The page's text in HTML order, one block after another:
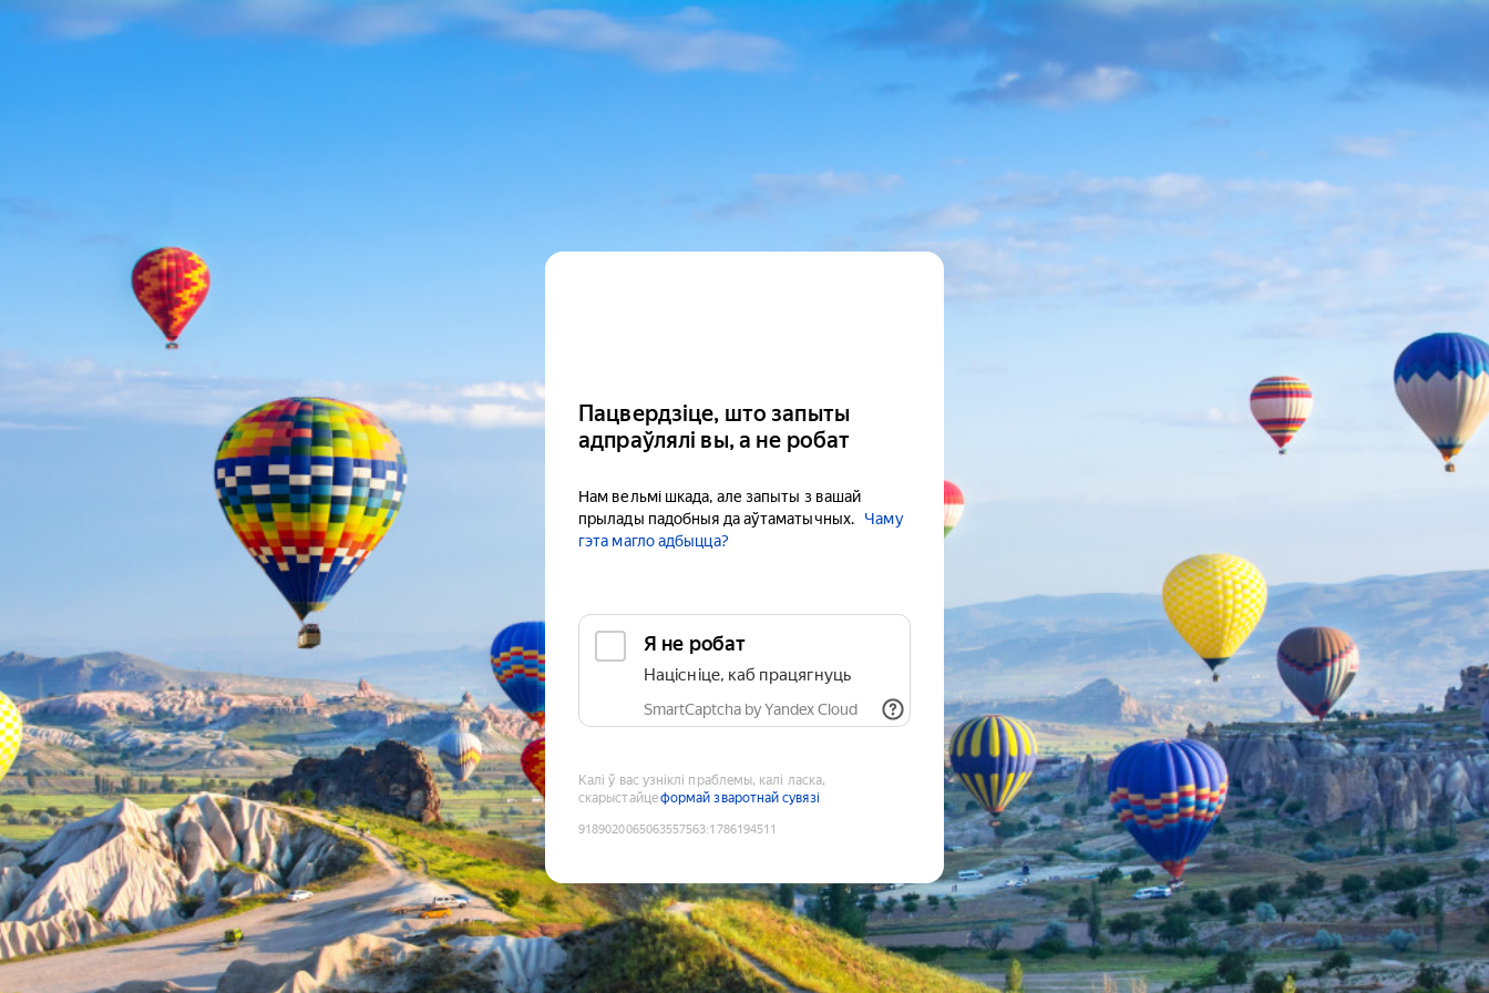
Пацвердзіце, што запыты
адпраўлялі вы, а не робат
Нам вельмі шкада, але запыты з вашай
прылады падобныя да аўтаматычных.
Чаму
гэта магло адбыцца?
Я не робат
Націсніце, каб працягнуць
SmartCaptcha by Yandex Cloud
Калі ў вас узніклі праблемы, калі ласка,
скарыстайцеформай зваротнай сувязі
9189020065063557563:1786194511